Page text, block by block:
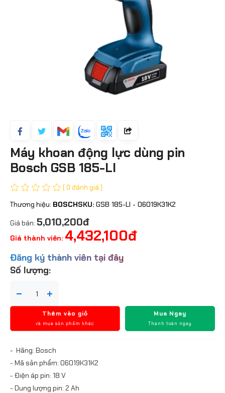
Máy khoan động lực dùng pin
Bosch GSB 185-LI
( 0 đánh giá )
Thương hiệu: BOSCHSKU: GSB 185-LI - 06019K31K2
Giá bán: 5,010,200đ
Giá thành viên: 4,432,100đ
Đăng ký thành viên tại đây
Số lượng:
Thêm vào giỏ
và mua sản phẩm khác
Mua Ngay
Thanh toán ngay
- Hãng: Bosch
- Mã sản phẩm: 06019K31K2
- Điện áp pin: 18 V
- Dung lượng pin: 2 Ah